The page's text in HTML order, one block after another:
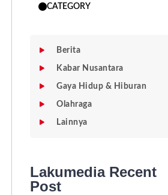
CATEGORY
Berita
Kabar Nusantara
Gaya Hidup & Hiburan
Olahraga
Lainnya
Lakumedia Recent
Post